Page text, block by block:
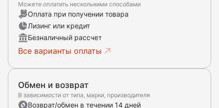
Можете оплатить несколькими способами
Оплата при получении товара
Лизинг или кредит
Безналичный рассчет
Все варианты оплаты
Обмен и возврат
В зависимости от типа, марки, производителя
Возврат/обмен в течении 14 дней